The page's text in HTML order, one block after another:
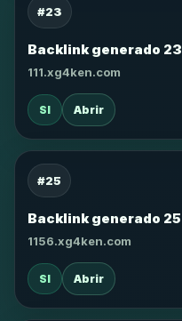
#23
Backlink generado 23
111.xg4ken.com
SI Abrir
#25
Backlink generado 25
1156.xg4ken.com
SI Abrir